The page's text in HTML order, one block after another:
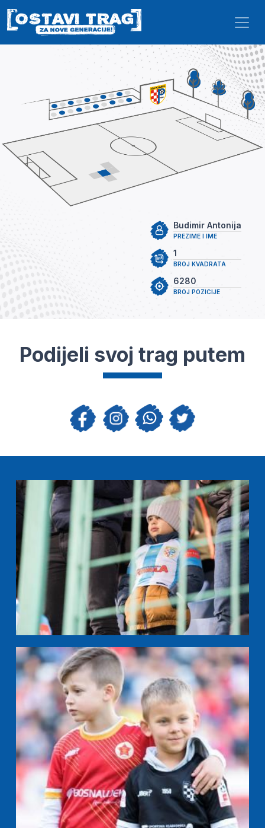
Skip to main content
PREZIME I IME
Budimir Antonija
BROJ KVADRATA
1
BROJ POZICIJE
6280
Podijeli svoj trag putem